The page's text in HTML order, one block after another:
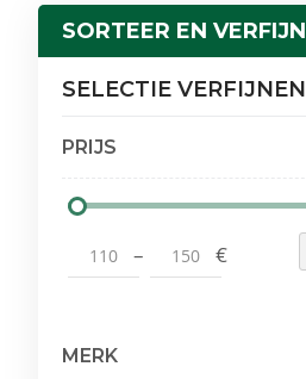
SORTEER EN VERFIJN
SELECTIE VERFIJNEN
PRIJS
– €
MERK